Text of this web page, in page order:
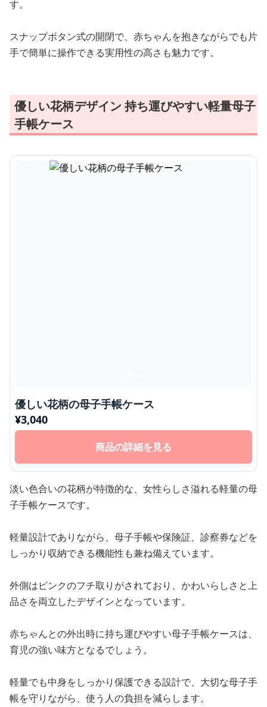
す。
スナップボタン式の開閉で、赤ちゃんを抱きながらでも片
手で簡単に操作できる実用性の高さも魅力です。
優しい花柄デザイン 持ち運びやすい軽量母子
手帳ケース
優しい花柄の母子手帳ケース
¥3,040
商品の詳細を見る
淡い色合いの花柄が特徴的な、女性らしさ溢れる軽量の母
子手帳ケースです。
軽量設計でありながら、母子手帳や保険証、診察券などを
しっかり収納できる機能性も兼ね備えています。
外側はピンクのフチ取りがされており、かわいらしさと上
品さを両立したデザインとなっています。
赤ちゃんとの外出時に持ち運びやすい母子手帳ケースは、
育児の強い味方となるでしょう。
軽量でも中身をしっかり保護できる設計で、大切な母子手
帳を守りながら、使う人の負担を減らします。